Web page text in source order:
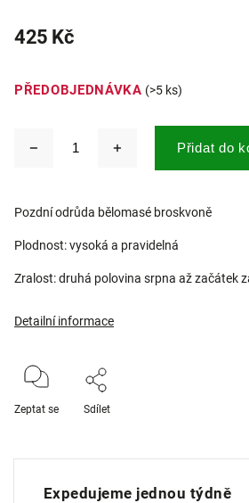
425 Kč
PŘEDOBJEDNÁVKA (>5 ks)
Přidat do
Pozdní odrůda bělomasé broskvoně
Plodnost: vysoká a pravidelná
Zralost: druhá polovina srpna až začátek
Detailní informace
Zeptat se Sdílet
Expedujeme jednou týdně